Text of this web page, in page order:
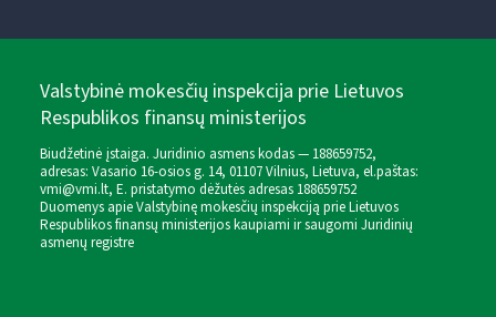
Valstybinė mokesčių inspekcija prie Lietuvos
Respublikos finansų ministerijos
Biudžetinė įstaiga. Juridinio asmens kodas — 188659752,
adresas: Vasario 16-osios g. 14, 01107 Vilnius, Lietuva, el.paštas:
vmi@vmi.lt, E. pristatymo dėžutės adresas 188659752
Duomenys apie Valstybinę mokesčių inspekciją prie Lietuvos
Respublikos finansų ministerijos kaupiami ir saugomi Juridinių
asmenų registre